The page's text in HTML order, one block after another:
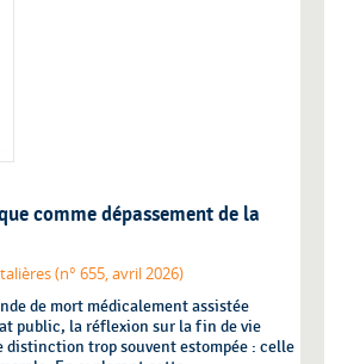
comme dépassement de la
(n° 655, avril 2026)
de mort médicalement assistée
public, la réflexion sur la fin de vie
distinction trop souvent estompée : celle